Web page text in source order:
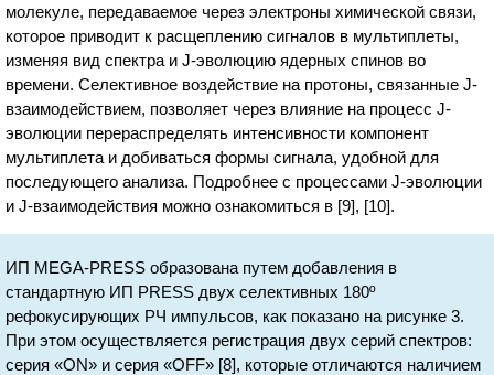
молекуле, передаваемое через электроны химической связи,
которое приводит к расщеплению сигналов в мультиплеты,
изменяя вид спектра и J-эволюцию ядерных спинов во
времени. Селективное воздействие на протоны, связанные J-
взаимодействием, позволяет через влияние на процесс J-
эволюции перераспределять интенсивности компонент
мультиплета и добиваться формы сигнала, удобной для
последующего анализа. Подробнее с процессами J-эволюции
и J-взаимодействия можно ознакомиться в [9], [10].
ИП MEGA-PRESS образована путем добавления в
стандартную ИП PRESS двух селективных 180º
рефокусирующих РЧ импульсов, как показано на рисунке 3.
При этом осуществляется регистрация двух серий спектров:
серия «ON» и серия «OFF» [8], которые отличаются наличием